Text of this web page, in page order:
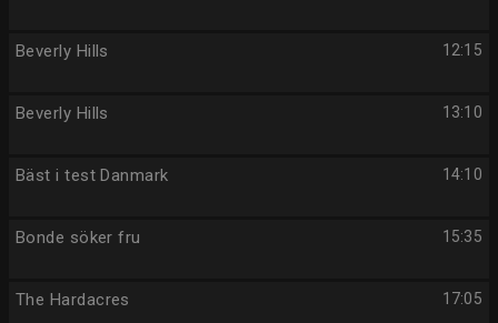
12:15
Beverly Hills
13:10
Beverly Hills
14:10
Bäst i test Danmark
15:35
Bonde söker fru
17:05
The Hardacres